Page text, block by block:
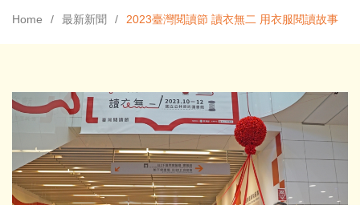
Home 最新新聞 2023臺灣閱讀節 讀衣無二 用衣服閱讀故事